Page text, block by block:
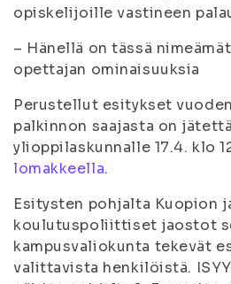
opiskelijoille vastineen
– Hänellä on tässä
opettajan ominaisuuksia
Perustellut esitykset
palkinnon saajasta on
ylioppilaskunnalle 17.4. klo
lomakkeella.
Esitysten pohjalta Kuopion
koulutuspoliittiset jaostot
kampusvaliokunta tekevät
valittavista henkilöistä.